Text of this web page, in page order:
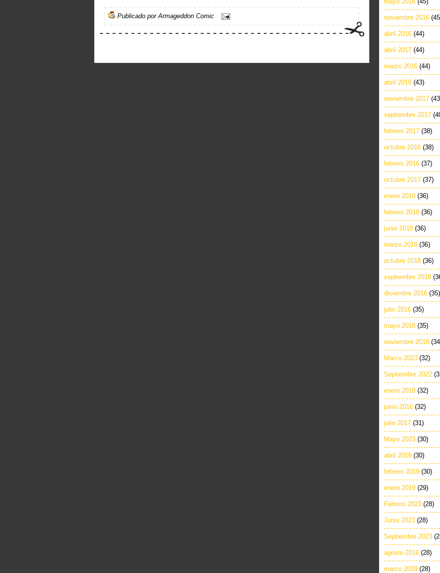
Publicado porArmageddon Comic noviembre 2016
abril 2016 (44)
abril 2017 (44)
marzo 2016 (44)
abril 2018 (43)
noviembre 2017
septiembre 2017
febrero 2017 (38)
octubre 2016 (38)
febrero 2016 (37)
octubre 2017 (37)
enero 2016 (36)
febrero 2018 (36)
junio 2018 (36)
marzo 2018 (36)
octubre 2018 (36)
septiembre 2018
diciembre 2016 (35)
julio 2016 (35)
mayo 2018 (35)
noviembre 2018
Marzo 2023 (32)
Septiembre 2022
enero 2018 (32)
junio 2016 (32)
julio 2017 (31)
Mayo 2023 (30)
abril 2019 (30)
febrero 2019 (30)
enero 2019 (29)
Febrero 2023 (28)
Junio 2023 (28)
Septiembre 2023
agosto 2016 (28)
marzo 2019 (28)